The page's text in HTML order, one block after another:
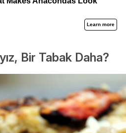
Bir Tabak Daha?